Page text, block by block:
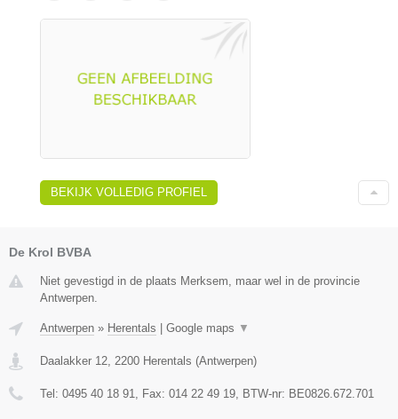
BEKIJK VOLLEDIG PROFIEL
De Krol BVBA
Niet gevestigd in de plaats Merksem, maar wel in de provincie
Antwerpen.
Antwerpen » Herentals Google maps ▼
Daalakker 12, 2200 Herentals (Antwerpen)
Tel: 0495 40 18 91, Fax: 014 22 49 19, BTW-nr: BE0826.672.701